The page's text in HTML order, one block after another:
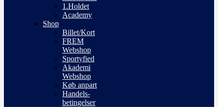
1.Holdet
Academy
Shop
Billet/Kort
FREM
Webshop
Sportyfied
Akademi
Webshop
Køb anpart
Handels-
betingelser